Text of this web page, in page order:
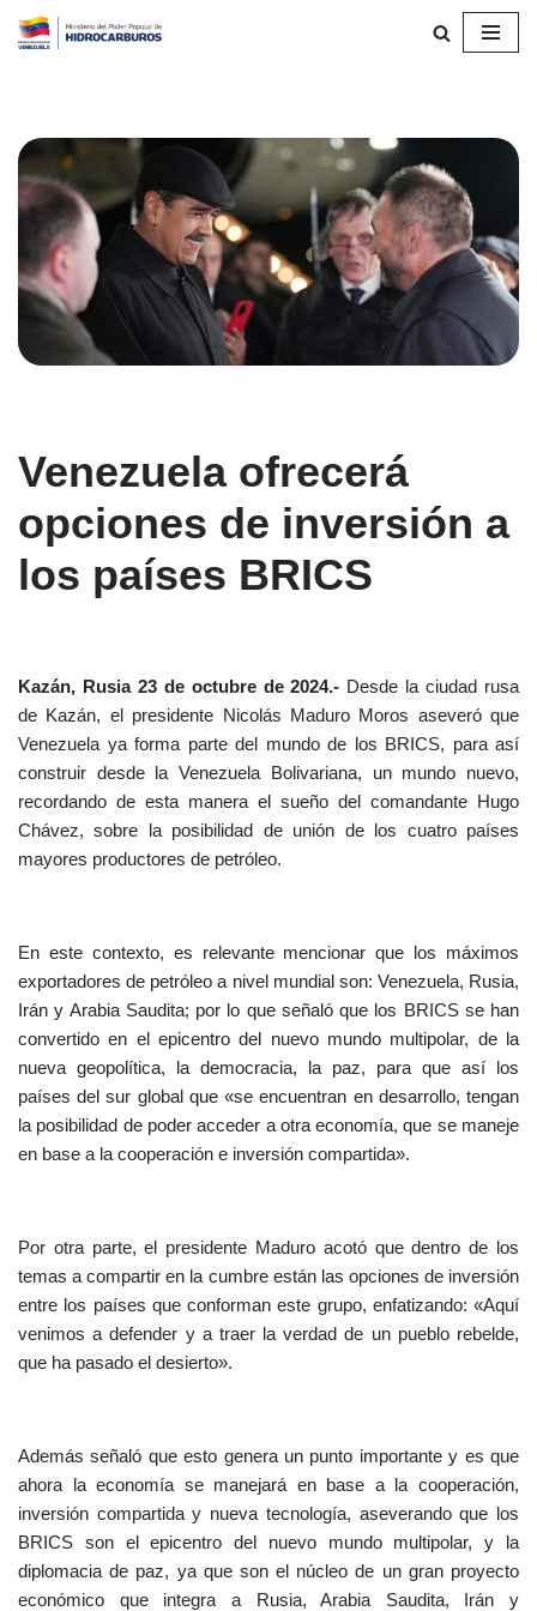
Venezuela ofrecerá
opciones de inversión a
los países BRICS
Kazán, Rusia 23 de octubre de 2024.- Desde la ciudad rusa
de Kazán, el presidente Nicolás Maduro Moros aseveró que
Venezuela ya forma parte del mundo de los BRICS, para así
construir desde la Venezuela Bolivariana, un mundo nuevo,
recordando de esta manera el sueño del comandante Hugo
Chávez, sobre la posibilidad de unión de los cuatro países
mayores productores de petróleo.
En este contexto, es relevante mencionar que los máximos
exportadores de petróleo a nivel mundial son: Venezuela, Rusia,
Irán y Arabia Saudita; por lo que señaló que los BRICS se han
convertido en el epicentro del nuevo mundo multipolar, de la
nueva geopolítica, la democracia, la paz, para que así los
países del sur global que «se encuentran en desarrollo, tengan
la posibilidad de poder acceder a otra economía, que se maneje
en base a la cooperación e inversión compartida».
Por otra parte, el presidente Maduro acotó que dentro de los
temas a compartir en la cumbre están las opciones de inversión
entre los países que conforman este grupo, enfatizando: «Aquí
venimos a defender y a traer la verdad de un pueblo rebelde,
que ha pasado el desierto».
Además señaló que esto genera un punto importante y es que
ahora la economía se manejará en base a la cooperación,
inversión compartida y nueva tecnología, aseverando que los
BRICS son el epicentro del nuevo mundo multipolar, y la
diplomacia de paz, ya que son el núcleo de un gran proyecto
económico que integra a Rusia, Arabia Saudita, Irán y